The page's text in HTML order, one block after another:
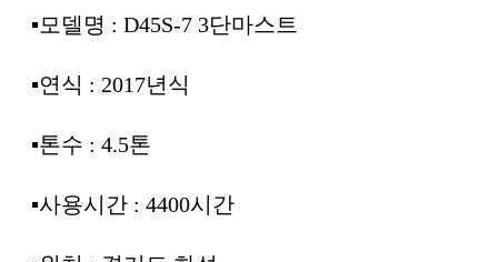
▪︎모델명 : D45S-7 3단마스트
▪︎연식 : 2017년식
▪︎톤수 : 4.5톤
▪︎사용시간 : 4400시간